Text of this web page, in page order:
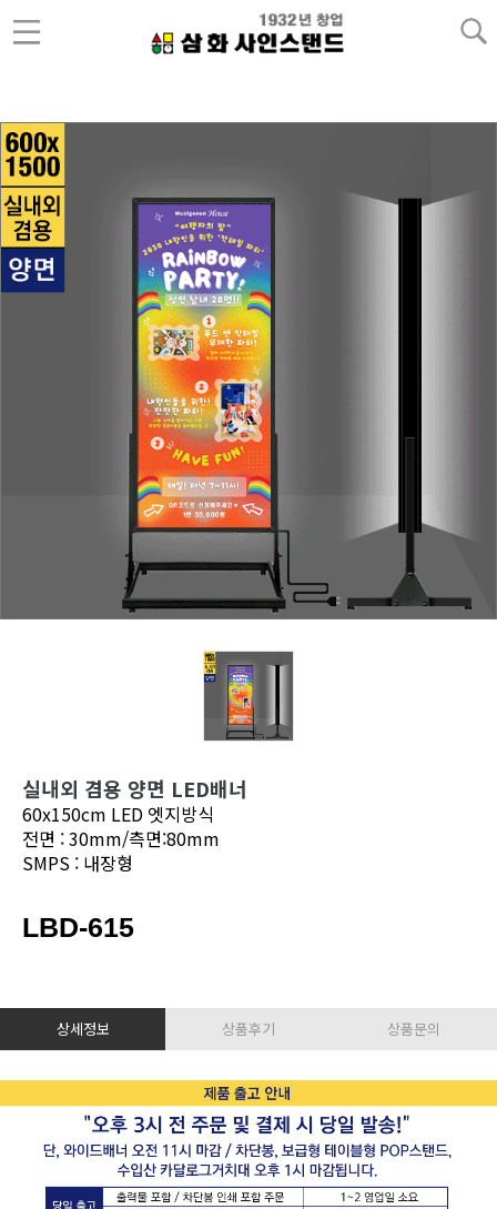
실내외 겸용 양면 LED배너
60x150cm LED 엣지방식
전면 : 30mm/측면:80mm
SMPS : 내장형
LBD-615
상세정보 상품후기 상품문의